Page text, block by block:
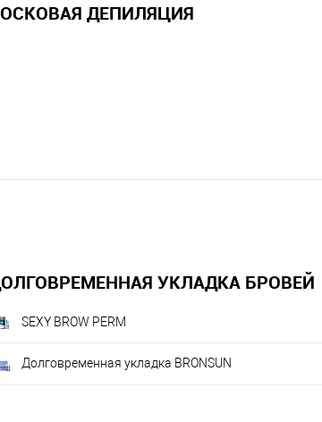
ДЕПИЛЯЦИЯ
УКЛАДКА БРОВЕЙ
SEXY BROW PERM
Долговременная укладка BRONSUN